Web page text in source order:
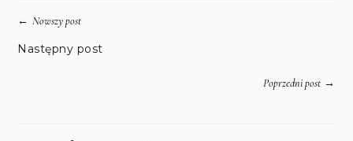
←Nowszy post
Następny post
Poprzedni post→